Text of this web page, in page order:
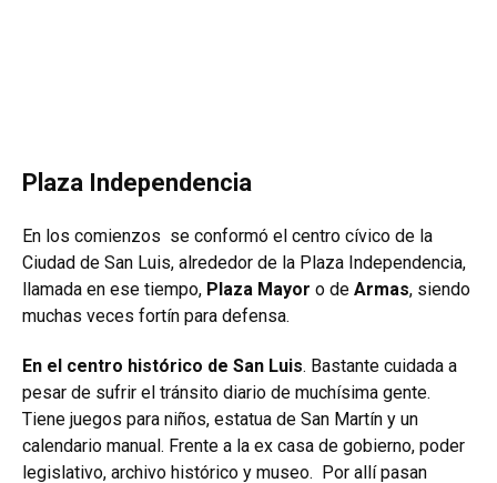
Plaza Independencia
En los comienzos se conformó el centro cívico de la
Ciudad de San Luis, alrededor de la Plaza Independencia,
llamada en ese tiempo, Plaza Mayor o de Armas, siendo
muchas veces fortín para defensa.
En el centro histórico de San Luis. Bastante cuidada a
pesar de sufrir el tránsito diario de muchísima gente.
Tiene juegos para niños, estatua de San Martín y un
calendario manual. Frente a la ex casa de gobierno, poder
legislativo, archivo histórico y museo. Por allí pasan